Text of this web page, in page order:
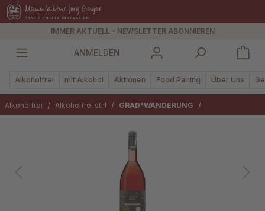
springen
IMMER AKTUELL - NEWSLETTER ABONNIEREN
ANMELDEN
Alkoholfrei mit Alkohol Aktionen Food Pairing Über Uns
Alkoholfrei / Alkoholfrei still / GRAD°WANDERUNG /